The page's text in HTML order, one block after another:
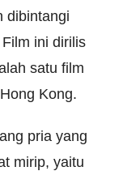
dibintangi
ini dirilis
satu film
Kong.
pria yang
mirip, yaitu